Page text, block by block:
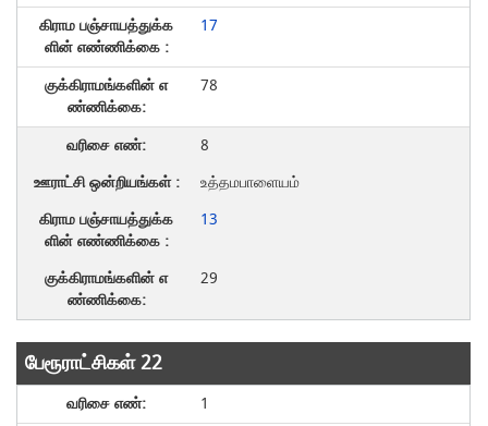
17
78
8
உத்தமபாளையம்
13
29
பேரூராட்சிகள் 22
1